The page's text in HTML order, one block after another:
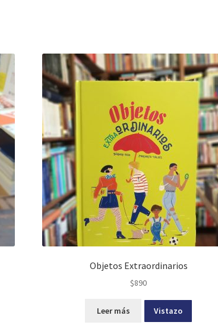
Objetos Extraordinarios
$890
Leer más Vistazo